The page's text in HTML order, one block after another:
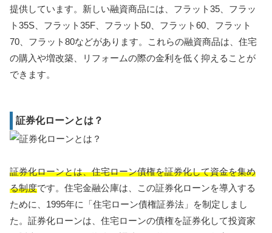
提供しています。新しい融資商品には、フラット35、フラッ
ト35S、フラット35F、フラット50、フラット60、フラット
70、フラット80などがあります。これらの融資商品は、住宅
の購入や増改築、リフォームの際の金利を低く抑えることが
できます。
証券化ローンとは？
証券化ローンとは、住宅ローン債権を証券化して資金を集め
る制度です。住宅金融公庫は、この証券化ローンを導入する
ために、1995年に「住宅ローン債権証券法」を制定しまし
た。証券化ローンは、住宅ローンの債権を証券化して投資家